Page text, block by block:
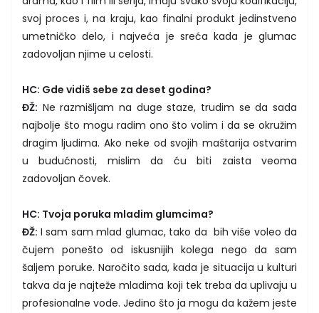
svoj proces i, na kraju, kao finalni produkt jedinstveno
umetničko delo, i najveća je sreća kada je glumac
zadovoljan njime u celosti.
HC: Gde vidiš sebe za deset godina?
ĐŽ: Ne razmišljam na duge staze, trudim se da sada
najbolje što mogu radim ono što volim i da se okružim
dragim ljudima. Ako neke od svojih maštarija ostvarim
u budućnosti, mislim da ću biti zaista veoma
zadovoljan čovek.
HC: Tvoja poruka mladim glumcima?
ĐŽ: I sam sam mlad glumac, tako da bih više voleo da
čujem ponešto od iskusnijih kolega nego da sam
šaljem poruke. Naročito sada, kada je situacija u kulturi
takva da je najteže mladima koji tek treba da uplivaju u
profesionalne vode. Jedino što ja mogu da kažem jeste